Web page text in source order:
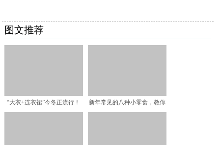
图文推荐
“大衣+连衣裙”今冬正流行！
新年常见的八种小零食，教你